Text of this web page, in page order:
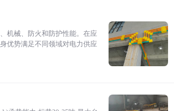
机械、防火和防护性能。在应
优势满足不同领域对电力供应